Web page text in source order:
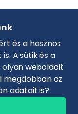
és a hasznos
A sütik és a
olyan weboldalt
az
adatait is?